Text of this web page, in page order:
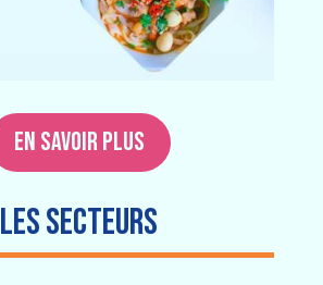
EN SAVOIR PLUS
LES SECTEURS